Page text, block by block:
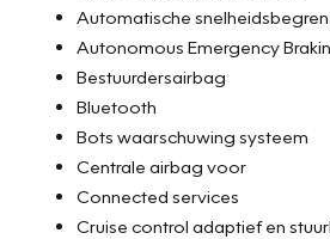
Automatische
Autonomous Emergency
Bestuurdersairbag
Bluetooth
Bots waarschuwing systeem
Centrale airbag voor
Connected services
Cruise control adaptief en